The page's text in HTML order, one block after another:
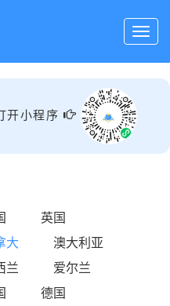
开小程序
英国
大
澳大利亚
兰
爱尔兰
德国